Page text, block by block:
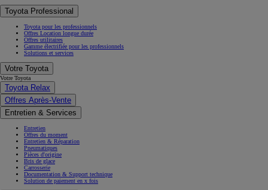
Toyota Professional
Toyota pour les professionnels
Offres Location longue durée
Offres utilitaires
Gamme électrifiée pour les professionnels
Solutions et services
Votre Toyota
Votre Toyota
Toyota Relax
Offres Après-Vente
Entretien & Services
Entretien
Offres du moment
Entretien & Réparation
Pneumatiques
Pièces d'origine
Bris de glace
Carrosserie
Documentation & Support technique
Solution de paiement en x fois